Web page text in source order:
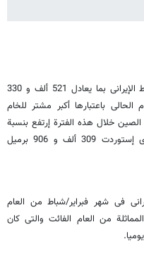
وقامت الصین باستیراد ملیونی طن من النفط الإیرانی بما یعادل 521 ألف و 330
باعتبارها أکبر مشتر للخام
الصین خلال هذه الفترة إرتفع بنسبة
68 بالمائة مقارنة مع ینایر/کانون الثانی الذی إستوردت 309 ألف و 906 برمیل
فی شهر فبرایر/شباط من العام
الفترة المماثلة من العام الفائت والتی کان